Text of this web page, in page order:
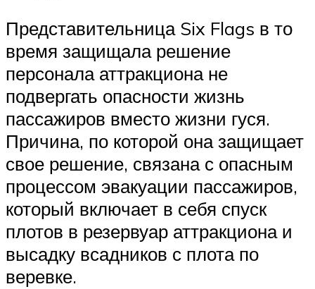
Представительница Six Flags в то
время защищала решение
персонала аттракциона не
подвергать опасности жизнь
пассажиров вместо жизни гуся.
Причина, по которой она защищает
свое решение, связана с опасным
процессом эвакуации пассажиров,
который включает в себя спуск
плотов в резервуар аттракциона и
высадку всадников с плота по
веревке.